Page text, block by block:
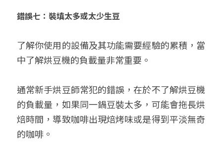
錯誤七：裝填太多或太少生豆
了解你使用的設備及其功能需要經驗的累積，當
中了解烘豆機的負載量非常重要。
通常新手烘豆師常犯的錯誤，在於不了解烘豆機
的負載量，如果同一鍋豆裝太多，可能會拖長烘
焙時間，導致咖啡出現焙烤味或是得到平淡無奇
的咖啡。